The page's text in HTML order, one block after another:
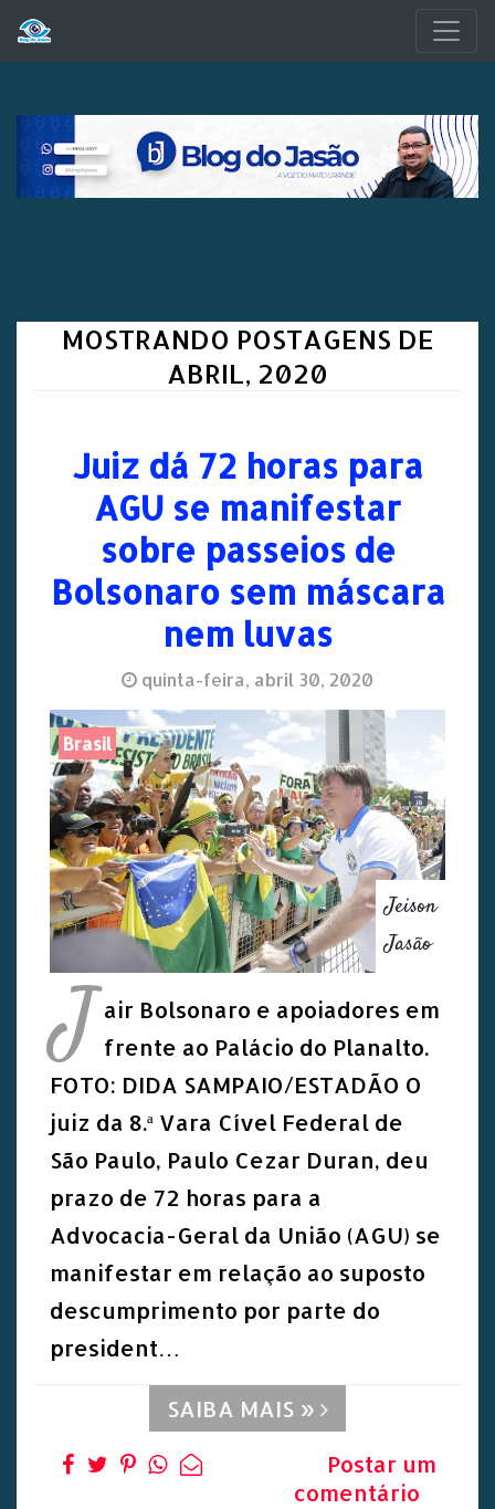
MOSTRANDO POSTAGENS DE
ABRIL, 2020
Juiz dá 72 horas para
AGU se manifestar
sobre passeios de
Bolsonaro sem máscara
nem luvas
quinta-feira, abril 30, 2020
Brasil
Jeison
Jasão
J air Bolsonaro e apoiadores em
frente ao Palácio do Planalto.
FOTO: DIDA SAMPAIO/ESTADÃO O
juiz da 8.ª Vara Cível Federal de
São Paulo, Paulo Cezar Duran, deu
prazo de 72 horas para a
Advocacia-Geral da União (AGU) se
manifestar em relação ao suposto
descumprimento por parte do
president…
SAIBA MAIS »
Postar um
comentário